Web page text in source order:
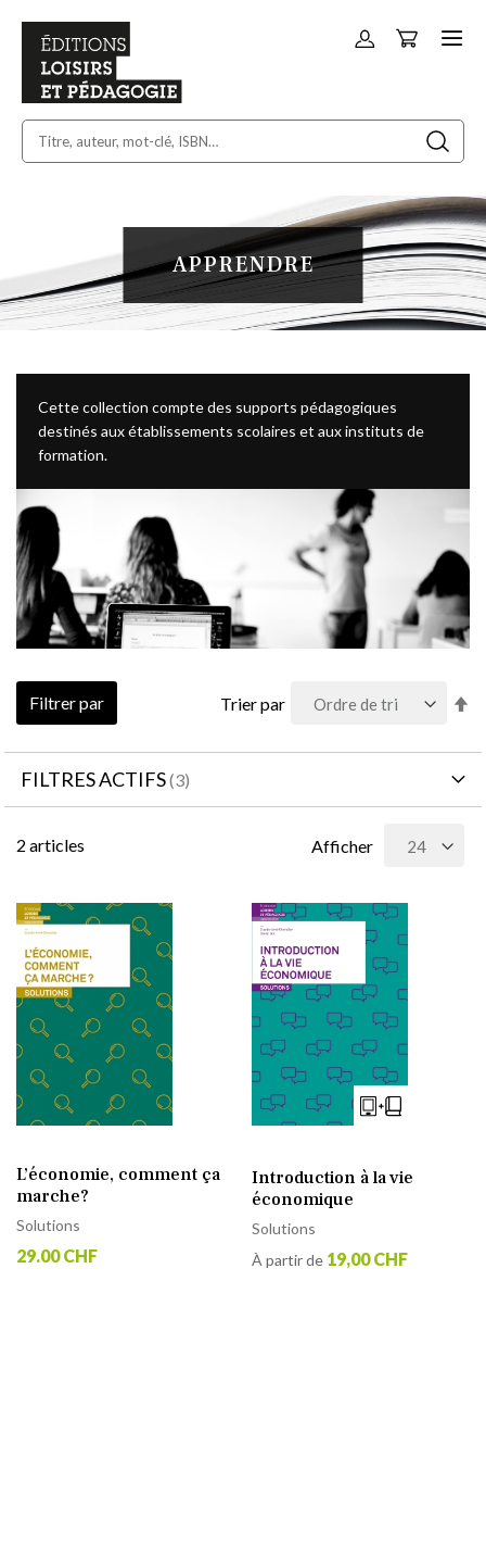
Allez
Panier
APPRENDRE
Cette collection compte des supports pédagogiques
destinés aux établissements scolaires et aux instituts de
formation.
2 articles Afficher
Trier par
L’économie, comment ça
marche?
Solutions
29.00 CHF
Introduction à la vie
économique
Solutions
À partir de 19,00 CHF
Filtrer par
FILTRES ACTIFS